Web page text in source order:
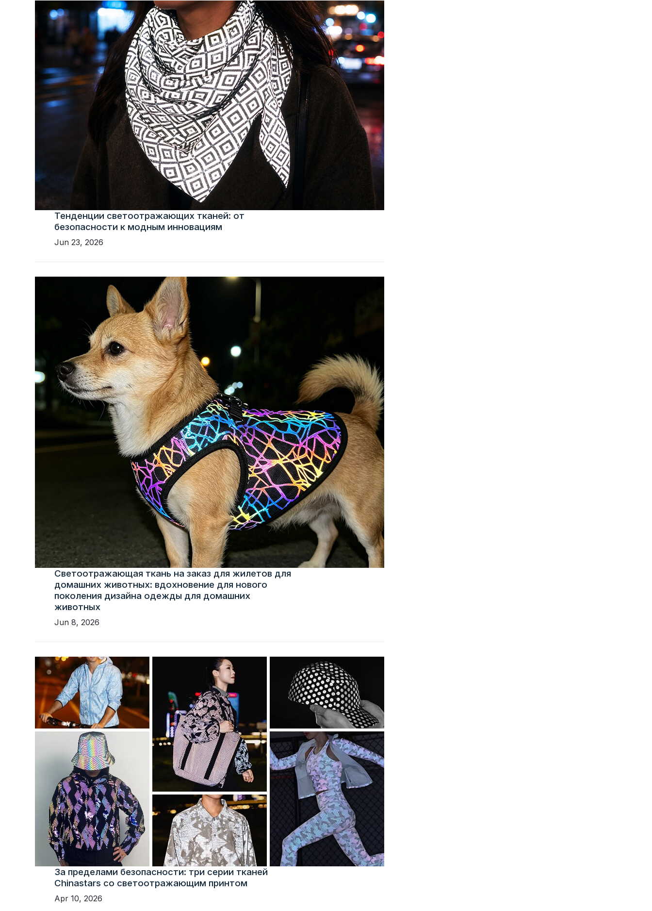
Тенденции светоотражающих тканей: от
безопасности к модным инновациям
Jun 23, 2026
Светоотражающая ткань на заказ для жилетов для
домашних животных: вдохновение для нового
поколения дизайна одежды для домашних
животных
Jun 8, 2026
За пределами безопасности: три серии тканей
Chinastars со светоотражающим принтом
Apr 10, 2026